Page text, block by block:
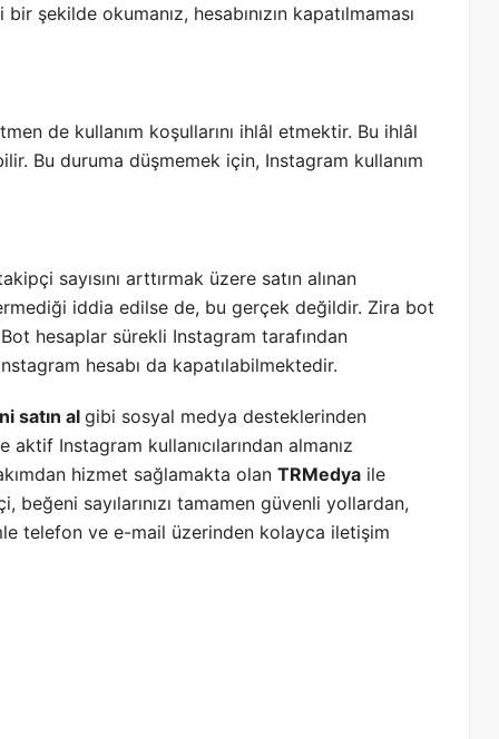
şekilde okumanız, hesabınızın kapatılmaması
de kullanım koşullarını ihlâl etmektir. Bu ihlâl
Bu duruma düşmemek için, Instagram kullanım
sayısını arttırmak üzere satın alınan
iddia edilse de, bu gerçek değildir. Zira bot
hesaplar sürekli Instagram tarafından
hesabı da kapatılabilmektedir.
satın algibi sosyal medya desteklerinden
Instagram kullanıcılarından almanız
hizmet sağlamakta olan TRMedya ile
beğeni sayılarınızı tamamen güvenli yollardan,
telefon ve e-mail üzerinden kolayca iletişim